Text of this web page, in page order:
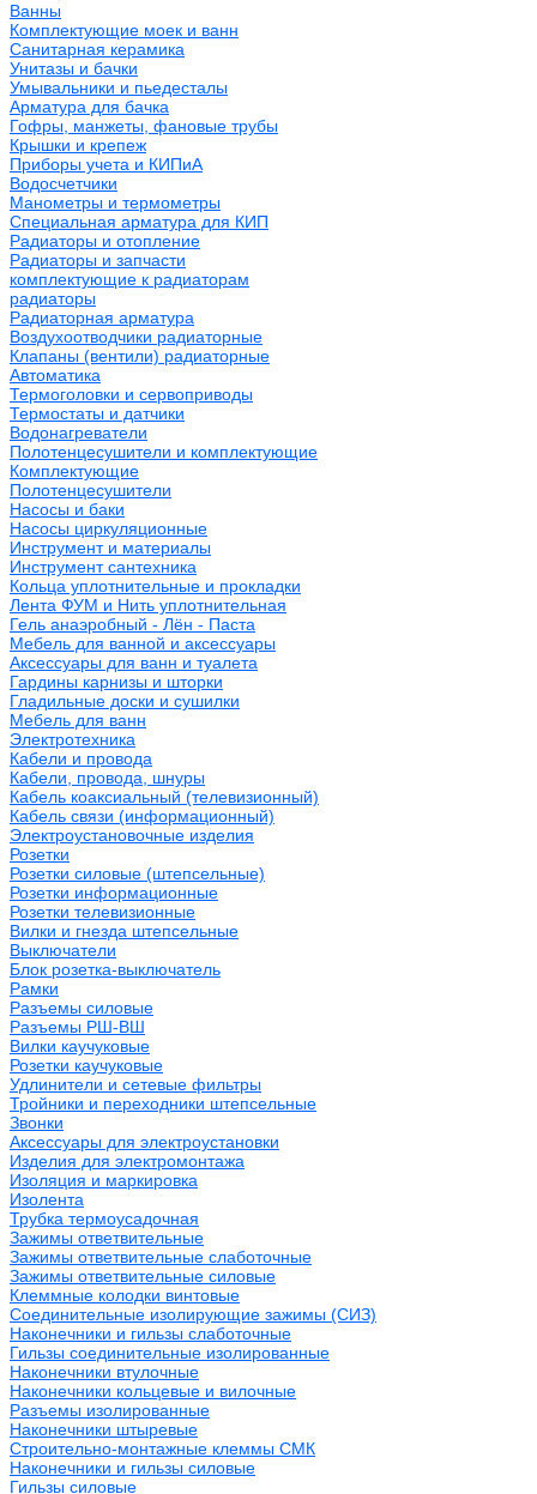
Ванны
Комплектующие моек и ванн
Санитарная керамика
Унитазы и бачки
Умывальники и пьедесталы
Арматура для бачка
Гофры, манжеты, фановые трубы
Крышки и крепеж
Приборы учета и КИПиА
Водосчетчики
Манометры и термометры
Специальная арматура для КИП
Радиаторы и отопление
Радиаторы и запчасти
комплектующие к радиаторам
радиаторы
Радиаторная арматура
Воздухоотводчики радиаторные
Клапаны (вентили) радиаторные
Автоматика
Термоголовки и сервоприводы
Термостаты и датчики
Водонагреватели
Полотенцесушители и комплектующие
Комплектующие
Полотенцесушители
Насосы и баки
Насосы циркуляционные
Инструмент и материалы
Инструмент сантехника
Кольца уплотнительные и прокладки
Лента ФУМ и Нить уплотнительная
Гель анаэробный - Лён - Паста
Мебель для ванной и аксессуары
Аксессуары для ванн и туалета
Гардины карнизы и шторки
Гладильные доски и сушилки
Мебель для ванн
Электротехника
Кабели и провода
Кабели, провода, шнуры
Кабель коаксиальный (телевизионный)
Кабель связи (информационный)
Электроустановочные изделия
Розетки
Розетки силовые (штепсельные)
Розетки информационные
Розетки телевизионные
Вилки и гнезда штепсельные
Выключатели
Блок розетка-выключатель
Рамки
Разъемы силовые
Разъемы РШ-ВШ
Вилки каучуковые
Розетки каучуковые
Удлинители и сетевые фильтры
Тройники и переходники штепсельные
Звонки
Аксессуары для электроустановки
Изделия для электромонтажа
Изоляция и маркировка
Изолента
Трубка термоусадочная
Зажимы ответвительные
Зажимы ответвительные слаботочные
Зажимы ответвительные силовые
Клеммные колодки винтовые
Соединительные изолирующие зажимы (СИЗ)
Наконечники и гильзы слаботочные
Гильзы соединительные изолированные
Наконечники втулочные
Наконечники кольцевые и вилочные
Разъемы изолированные
Наконечники штыревые
Строительно-монтажные клеммы СМК
Наконечники и гильзы силовые
Гильзы силовые